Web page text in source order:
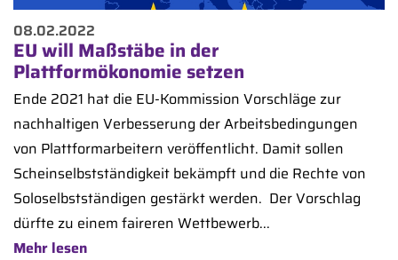
08.02.2022
EU will Maßstäbe in der
Plattformökonomie setzen
Ende 2021 hat die EU-Kommission Vorschläge zur
nachhaltigen Verbesserung der Arbeitsbedingungen
von Plattformarbeitern veröffentlicht. Damit sollen
Scheinselbstständigkeit bekämpft und die Rechte von
Soloselbstständigen gestärkt werden. Der Vorschlag
dürfte zu einem faireren Wettbewerb...
Mehr lesen